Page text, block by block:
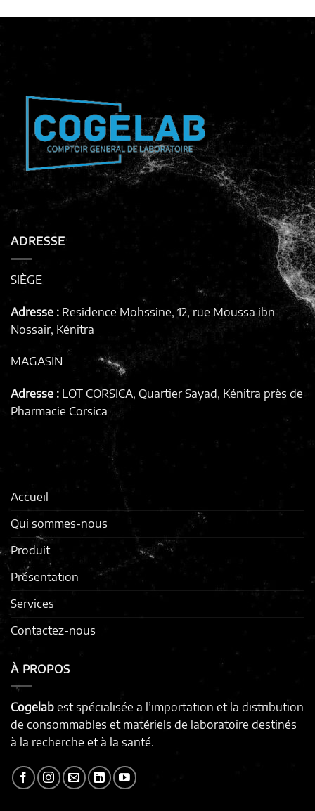
ADRESSE
SIÈGE
Adresse : Residence Mohssine, 12, rue Moussa ibn
Nossair, Kénitra
MAGASIN
Adresse : LOT CORSICA, Quartier Sayad, Kénitra près de
Pharmacie Corsica
Accueil
Qui sommes-nous
Produit
Présentation
Services
Contactez-nous
À PROPOS
Cogelab est spécialisée a l’importation et la distribution
de consommables et matériels de laboratoire destinés
à la recherche et à la santé.